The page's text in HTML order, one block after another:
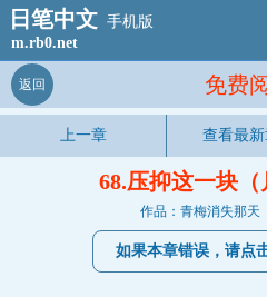
日笔中文 手机版
m.rb0.net
免费
返回
上一章 查看最
68.压抑这一块（
作品：青梅消失那天
如果本章错误，请点